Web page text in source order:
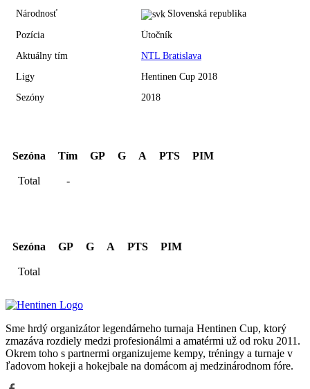
Národnosť Slovenská republika
Pozícia
Útočník
Aktuálny tím
NTL Bratislava
Ligy
Hentinen Cup 2018
Sezóny
2018
Sezóna Tím GP G A PTS PIM
Total -
Sezóna GP G A PTS PIM
Total
Sme hrdý organizátor legendárneho turnaja Hentinen Cup, ktorý
zmazáva rozdiely medzi profesionálmi a amatérmi už od roku 2011.
Okrem toho s partnermi organizujeme kempy, tréningy a turnaje v
ľadovom hokeji a hokejbale na domácom aj medzinárodnom fóre.